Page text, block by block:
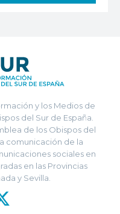
y los Medios de
del Sur de España.
de los Obispos del
comunicación de la
sociales en
en las Provincias
y Sevilla.